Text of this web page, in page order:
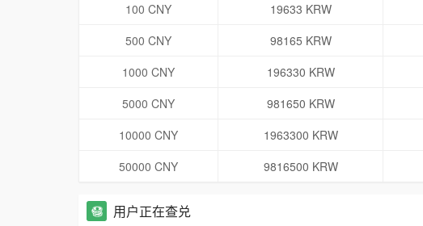
100 CNY
19633 KRW
500 CNY
98165 KRW
1000 CNY
196330 KRW
5000 CNY
981650 KRW
10000 CNY
1963300 KRW
50000 CNY
9816500 KRW
用户正在查兑